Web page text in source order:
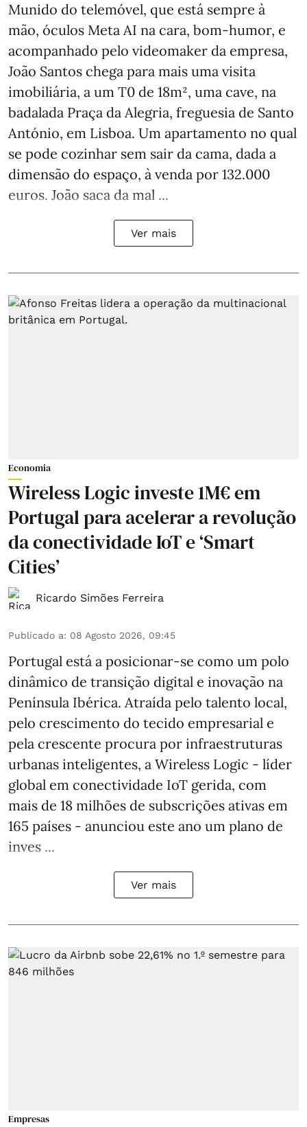
Munido do telemóvel, que está sempre à
mão, óculos Meta AI na cara, bom-humor, e
acompanhado pelo videomaker da empresa,
João Santos chega para mais uma visita
imobiliária, a um T0 de 18m², uma cave, na
badalada Praça da Alegria, freguesia de Santo
António, em Lisboa. Um apartamento no qual
se pode cozinhar sem sair da cama, dada a
dimensão do espaço, à venda por 132.000
euros. João saca da mal ...
Ver mais
Economia
Wireless Logic investe 1M€ em
Portugal para acelerar a revolução
da conectividade IoT e ‘Smart
Cities’
Ricardo Simões Ferreira
Publicado a: 08 Agosto 2026, 09:45
Portugal está a posicionar-se como um polo
dinâmico de transição digital e inovação na
Península Ibérica. Atraída pelo talento local,
pelo crescimento do tecido empresarial e
pela crescente procura por infraestruturas
urbanas inteligentes, a Wireless Logic - líder
global em conectividade IoT gerida, com
mais de 18 milhões de subscrições ativas em
165 países - anunciou este ano um plano de
inves ...
Ver mais
Empresas